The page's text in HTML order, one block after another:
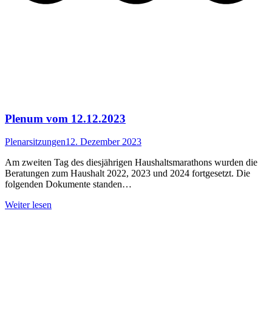
Plenum vom 12.12.2023
Plenarsitzungen12. Dezember 2023
Am zweiten Tag des diesjährigen Haushaltsmarathons wurden die
Beratungen zum Haushalt 2022, 2023 und 2024 fortgesetzt. Die
folgenden Dokumente standen…
Weiter lesen